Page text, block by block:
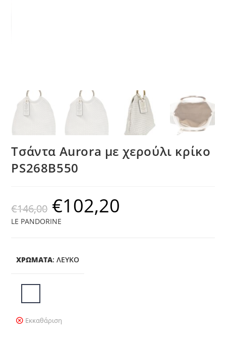
Τσάντα Aurora με χερούλι κρίκο
PS268B550
€146,00 €102,20
LE PANDORINE
ΧΡΩΜΑΤΑ: ΛΕΥΚΌ
Εκκαθάριση